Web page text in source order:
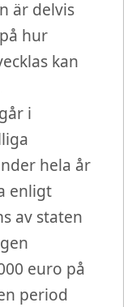
är delvis
hur
kan
i
hela år
enligt
av staten
euro på
period